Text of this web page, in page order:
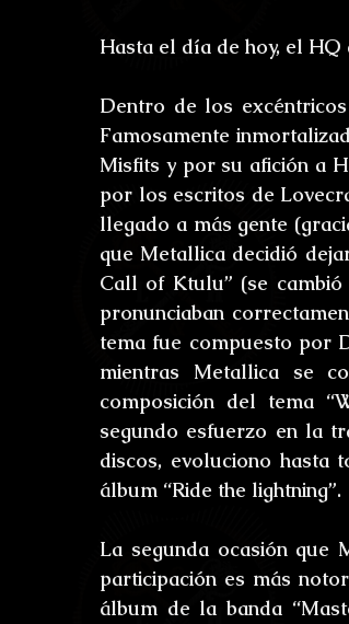
Hasta el día de hoy, el
Dentro de los
Famosamente
Misfits y por su afición a
por los escritos de
llegado a más gente
que Metallica decidió
Call of Ktulu” (se
pronunciaban
tema fue compuesto por
mientras Metallica se
composición del tema
segundo esfuerzo en la
discos, evoluciono
álbum “Ride the lightning”.
La segunda ocasión que
participación es más
álbum de la banda